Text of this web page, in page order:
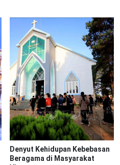
Denyut Kehidupan Kebebasan
Beragama di Masyarakat